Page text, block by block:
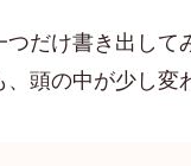
つだけ書き出して
頭の中が少し変